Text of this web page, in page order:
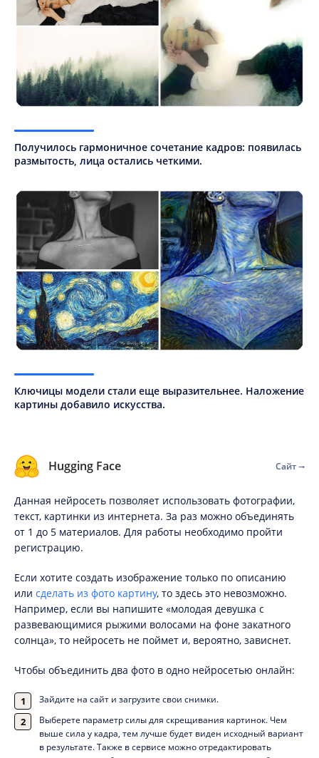
Получилось гармоничное сочетание кадров: появилась
размытость, лица остались четкими.
Ключицы модели стали еще выразительнее. Наложение
картины добавило искусства.
Hugging Face Сайт
Данная нейросеть позволяет использовать фотографии,
текст, картинки из интернета. За раз можно объединять
от 1 до 5 материалов. Для работы необходимо пройти
регистрацию.
Если хотите создать изображение только по описанию
или сделать из фото картину, то здесь это невозможно.
Например, если вы напишите «молодая девушка с
развевающимися рыжими волосами на фоне закатного
солнца», то нейросеть не поймет и, вероятно, зависнет.
Чтобы объединить два фото в одно нейросетью онлайн:
Зайдите на сайт и загрузите свои снимки.
Выберете параметр силы для скрещивания картинок. Чем
выше сила у кадра, тем лучше будет виден исходный вариант
в результате. Также в сервисе можно отредактировать